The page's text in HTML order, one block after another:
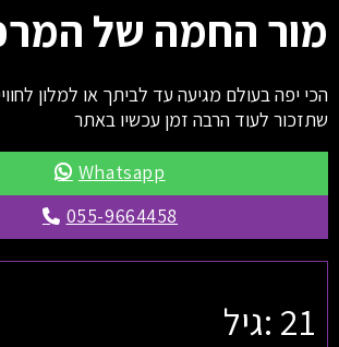
מור החמה של
הכי יפה בעולם מגיעה עד לביתך או למלון
שתזכור לעוד הרבה זמן עכשיו באתר
Whatsapp
055-9664458
21 :גיל